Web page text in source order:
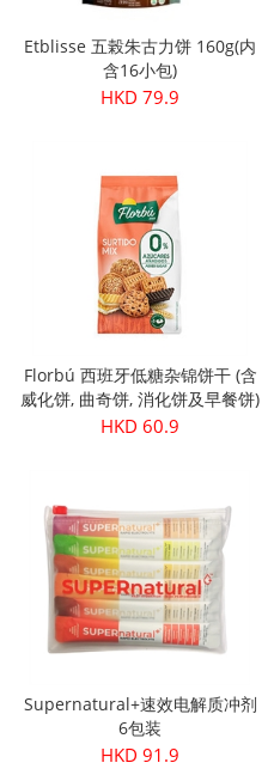
Etblisse 五榖朱古力饼 160g(内
含16小包)
HKD 79.9
Florbú 西班牙低糖杂锦饼干 (含
威化饼, 曲奇饼, 消化饼及早餐饼)
270g
HKD 60.9
Supernatural+速效电解质冲剂
6包装
HKD 91.9